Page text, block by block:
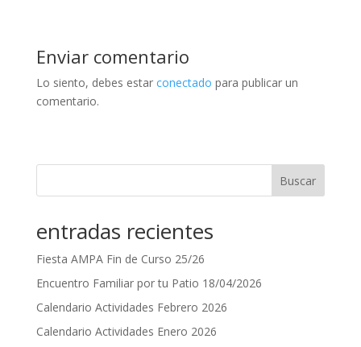
Enviar comentario
Lo siento, debes estar conectado para publicar un
comentario.
Buscar
entradas recientes
Fiesta AMPA Fin de Curso 25/26
Encuentro Familiar por tu Patio 18/04/2026
Calendario Actividades Febrero 2026
Calendario Actividades Enero 2026